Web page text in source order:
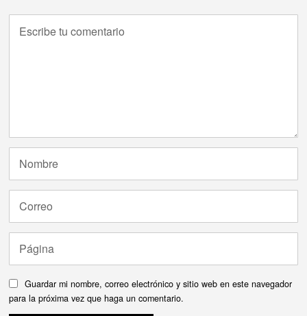
Guardar mi nombre, correo electrónico y sitio web en este navegador
para la próxima vez que haga un comentario.